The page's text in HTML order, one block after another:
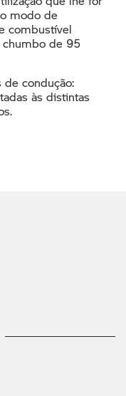
modo de
combustível
chumbo de 95
condução:
às distintas